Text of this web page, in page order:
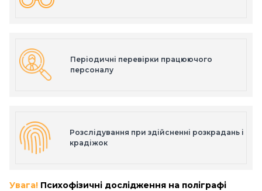
Періодичні перевірки працюючого
персоналу
Розслідування при здійсненні розкрадань і
крадіжок
Увага! Психофізичні дослідження на поліграфі